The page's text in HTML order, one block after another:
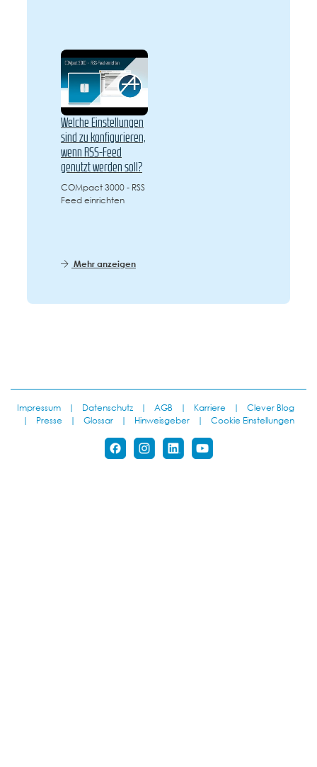
Welche Einstellungen
sind zu konfigurieren,
wenn RSS-Feed
genutzt werden soll?
COMpact 3000 - RSS
Feed einrichten
Mehr anzeigen
Impressum | Datenschutz | AGB | Karriere |
Clever Blog
|
Presse | Glossar | Hinweisgeber | Cookie Einstellungen